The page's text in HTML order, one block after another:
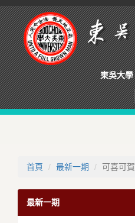
東吳大學
首頁 最新一期 可喜可賀
最新一期